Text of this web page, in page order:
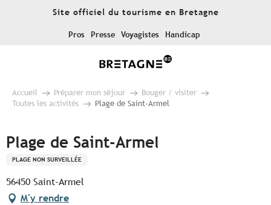
Site officiel du tourisme en Bretagne
Pros Presse Voyagistes Handicap
Accueil Préparer mon séjour
Bouger / visiter
Toutes les activités
Plage de Saint-Armel
Plage de Saint-Armel
PLAGE NON SURVEILLÉE
56450 Saint-Armel
M'y rendre